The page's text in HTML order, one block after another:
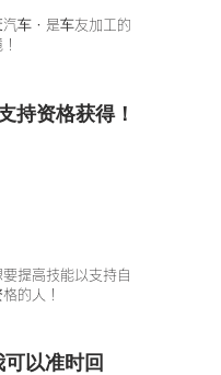
汽车 ​・是车友加工的
持资格获得！
提高技能以支持自
的人！
可以准时回